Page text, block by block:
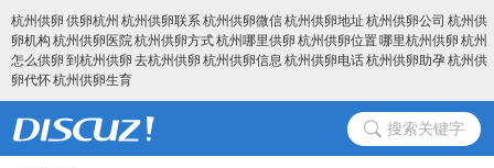
杭州供卵 供卵杭州 杭州供卵联系杭州供卵微信杭州供卵地址 杭州供卵公司 杭州供
卵机构 杭州供卵医院杭州供卵方式杭州哪里供卵 杭州供卵位置哪里杭州供卵 杭州
怎么供卵 到杭州供卵 去杭州供卵 杭州供卵信息 杭州供卵电话杭州供卵助孕杭州供
卵代怀杭州供卵生育
搜索关键字